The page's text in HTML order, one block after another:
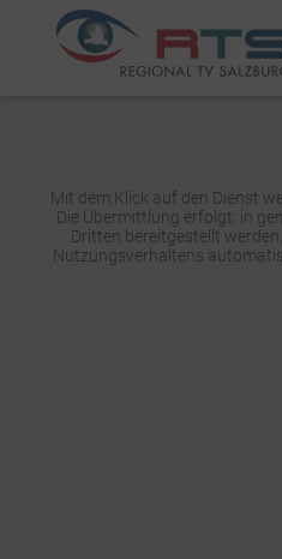
Mit dem Klick auf den Dienst
Die Übermittlung erfolgt: in
Dritten bereitgestellt
Nutzungsverhaltens